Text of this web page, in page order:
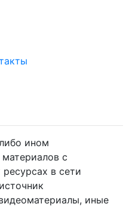
ином
с
в сети
иные